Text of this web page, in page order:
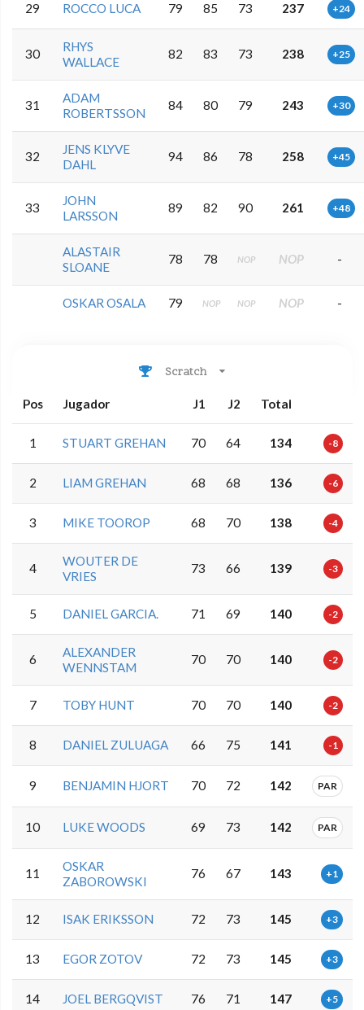
29 ROCCO LUCA 79 85 73 237 +24
30
RHYS
WALLACE
82 83 73 238 +25
31
ADAM
ROBERTSSON
84 80 79 243 +30
32
JENS KLYVE
DAHL
94 86 78 258 +45
33
JOHN
LARSSON
89 82 90 261 +48
ALASTAIR
SLOANE
78 78 NOP NOP -
OSKAR OSALA 79 NOP NOP NOP -
Scratch
Pos Jugador J1 J2 Total
1 STUART GREHAN 70 64 134 -8
2 LIAM GREHAN 68 68 136 -6
3 MIKE TOOROP 68 70 138 -4
4
WOUTER DE
VRIES
73 66 139 -3
5 DANIEL GARCIA. 71 69 140 -2
6
ALEXANDER
WENNSTAM
70 70 140 -2
7 TOBY HUNT 70 70 140 -2
8 DANIEL ZULUAGA 66 75 141 -1
9 BENJAMIN HJORT 70 72 142 PAR
10 LUKE WOODS 69 73 142 PAR
11
OSKAR
ZABOROWSKI
76 67 143 +1
12 ISAK ERIKSSON 72 73 145 +3
13 EGOR ZOTOV 72 73 145 +3
14 JOEL BERGQVIST 76 71 147 +5